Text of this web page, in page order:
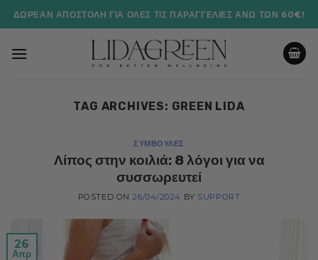
Μετάβαση
στο
ΔΩΡΕΆΝ ΑΠΟΣΤΟΛΉ ΓΙΑ ΌΛΕΣ ΤΙΣ ΠΑΡΑΓΓΕΛΊΕΣ ΆΝΩ ΤΩΝ 60€!
TAG ARCHIVES: GREEN LIDA
ΣΥΜΒΟΥΛΈΣ
Λίπος στην κοιλιά: 8 λόγοι για να
συσσωρευτεί
POSTED ON26/04/2024 BY SUPPORT
26
Απρ